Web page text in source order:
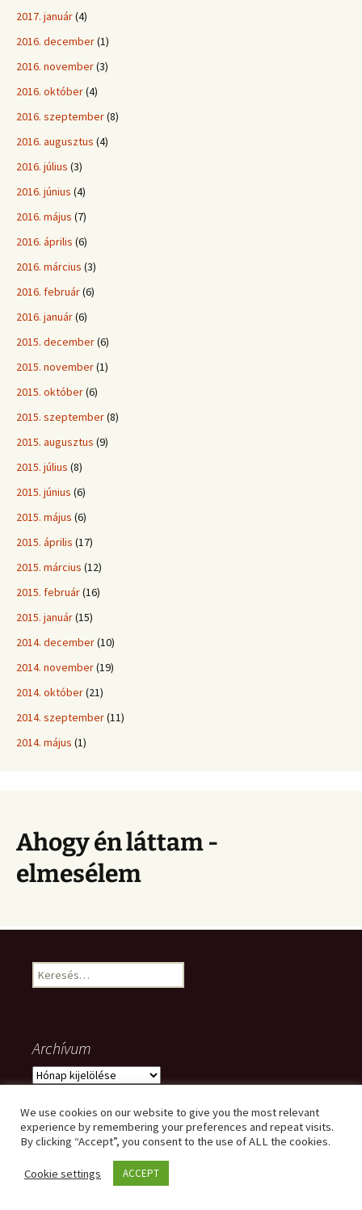
2017. január(4)
2016. december(1)
2016. november(3)
2016. október(4)
2016. szeptember(8)
2016. augusztus (4)
2016. július (3)
2016. június (4)
2016. május (7)
2016. április (6)
2016. március (3)
2016. február(6)
2016. január(6)
2015. december(6)
2015. november(1)
2015. október(6)
2015. szeptember(8)
2015. augusztus (9)
2015. július (8)
2015. június (6)
2015. május (6)
2015. április (17)
2015. március (12)
2015. február(16)
2015. január(15)
2014. december(10)
2014. november(19)
2014. október(21)
2014. szeptember(11)
2014. május (1)
Ahogy én láttam -
elmesélem
Keresés:
Archívum
Archívum
Meta
Bejelentkezés
We use cookies on our website to give you the most relevant
experience by remembering your preferences and repeat visits.
By clicking “Accept”, you consent to the use of ALL the cookies.
Cookie settings ACCEPT